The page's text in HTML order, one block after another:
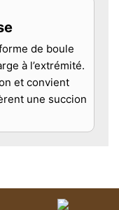
de boule
à l’extrémité.
et convient
une succion